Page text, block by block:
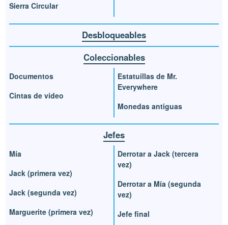
Sierra Circular
Desbloqueables
Coleccionables
Documentos
Cintas de vídeo
Estatuillas de Mr.
Everywhere
Monedas antiguas
Jefes
Mía
Jack (primera vez)
Jack (segunda vez)
Marguerite (primera vez)
Derrotar a Jack (tercera
vez)
Derrotar a Mía (segunda
vez)
Jefe final